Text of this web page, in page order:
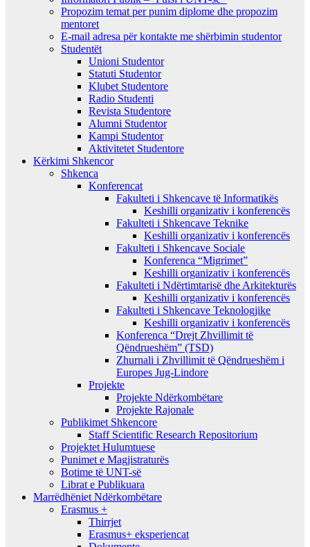
Propozim temat per punim diplome dhe propozim
mentoret
E-mail adresa për kontakte me shërbimin studentor
Studentët
Unioni Studentor
Statuti Studentor
Klubet Studentore
Radio Studenti
Revista Studentore
Alumni Studentor
Kampi Studentor
Aktivitetet Studentore
Kërkimi Shkencor
Shkenca
Konferencat
Fakulteti i Shkencave të Informatikës
Keshilli organizativ i konferencës
Fakulteti i Shkencave Teknike
Keshilli organizativ i konferencës
Fakulteti i Shkencave Sociale
Konferenca “Migrimet”
Keshilli organizativ i konferencës
Fakulteti i Ndërtimtarisë dhe Arkitekturës
Keshilli organizativ i konferencës
Fakulteti i Shkencave Teknologjike
Keshilli organizativ i konferencës
Konferenca “Drejt Zhvillimit të
Qëndrueshëm” (TSD)
Zhurnali i Zhvillimit të Qëndrueshëm i
Europes Jug-Lindore
Projekte
Projekte Ndërkombëtare
Projekte Rajonale
Publikimet Shkencore
Staff Scientific Research Repositorium
Projektet Hulumtuese
Punimet e Magjistraturës
Botime të UNT-së
Librat e Publikuara
Marrëdhëniet Ndërkombëtare
Erasmus +
Thirrjet
Erasmus+ eksperiencat